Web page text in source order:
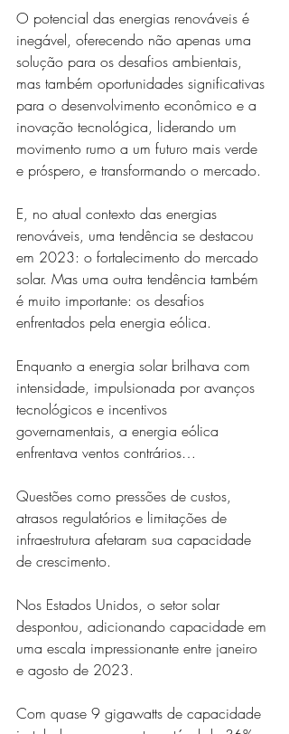
O potencial das energias renováveis é
inegável, oferecendo não apenas uma
solução para os desafios ambientais,
mas também oportunidades significativas
para o desenvolvimento econômico e a
inovação tecnológica, liderando um
movimento rumo a um futuro mais verde
e próspero, e transformando o mercado.
E, no atual contexto das energias
renováveis, uma tendência se destacou
em 2023: o fortalecimento do mercado
solar. Mas uma outra tendência também
é muito importante: os desafios
enfrentados pela energia eólica.
Enquanto a energia solar brilhava com
intensidade, impulsionada por avanços
tecnológicos e incentivos
governamentais, a energia eólica
enfrentava ventos contrários…
Questões como pressões de custos,
atrasos regulatórios e limitações de
infraestrutura afetaram sua capacidade
de crescimento.
Nos Estados Unidos, o setor solar
despontou, adicionando capacidade em
uma escala impressionante entre janeiro
e agosto de 2023.
Com quase 9 gigawatts de capacidade